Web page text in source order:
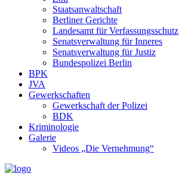
Staatsanwaltschaft
Berliner Gerichte
Landesamt für Verfassungsschutz
Senatsverwaltung für Inneres
Senatsverwaltung für Justiz
Bundespolizei Berlin
BPK
JVA
Gewerkschaften
Gewerkschaft der Polizei
BDK
Kriminologie
Galerie
Videos „Die Vernehmung“